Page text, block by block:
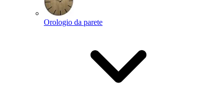
Orologio da parete